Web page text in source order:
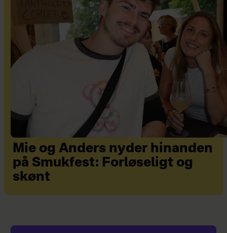
Mie og Anders nyder hinanden
på Smukfest: Forløseligt og
skønt